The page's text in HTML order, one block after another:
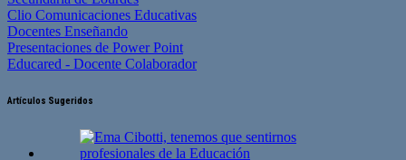
Clio Comunicaciones Educativas
Docentes Enseñando
Presentaciones de Power Point
Educared - Docente Colaborador
Artículos Sugeridos